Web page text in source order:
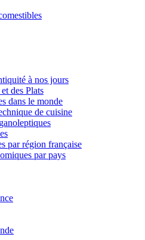
à nos jours
des Plats
dans le monde
de cuisine
par région française
par pays